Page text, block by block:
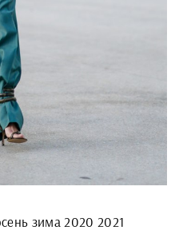
зима 2020 2021